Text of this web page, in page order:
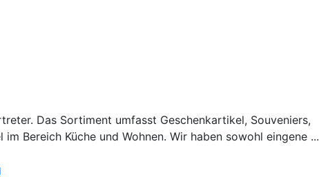
Das Sortiment umfasst Geschenkartikel, Souveniers,
Bereich Küche und Wohnen. Wir haben sowohl eingene ...